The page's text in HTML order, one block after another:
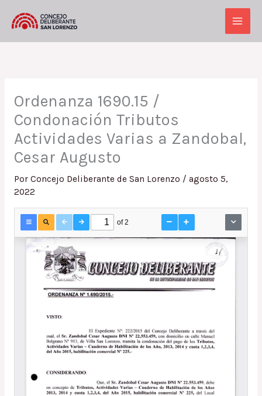
Main
Ordenanza 1690.15 /
Condonación Tributos
Actividades Varias a Zandobal,
Cesar Augusto
Por Concejo Deliberante de San Lorenzo / agosto 5,
2022